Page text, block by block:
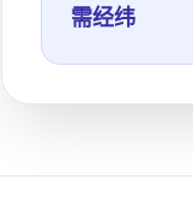
需经纬